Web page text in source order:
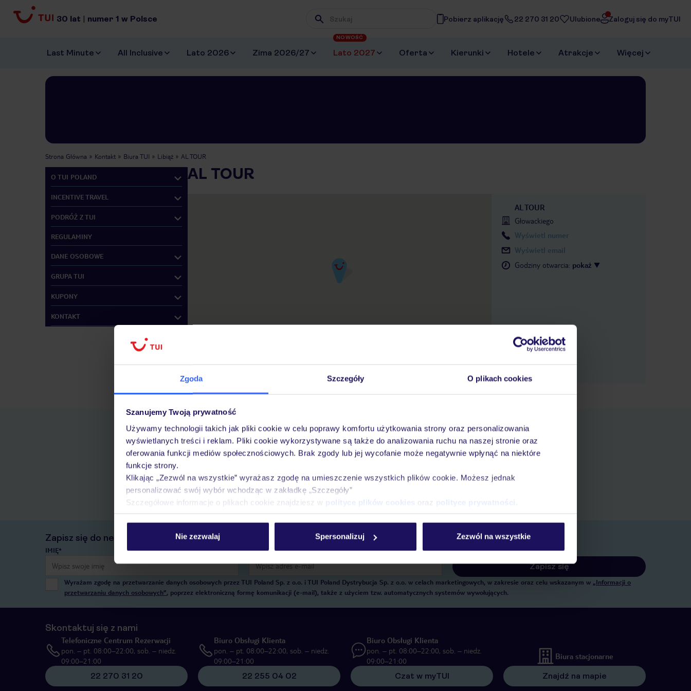
Zgoda Szczegóły O plikach cookies
Szanujemy Twoją prywatność
Używamy technologii takich jak pliki cookie w celu poprawy komfortu użytkowania strony oraz personalizowania
wyświetlanych treści i reklam. Pliki cookie wykorzystywane są także do analizowania ruchu na naszej stronie oraz
oferowania funkcji mediów społecznościowych. Brak zgody lub jej wycofanie może negatywnie wpłynąć na niektóre
funkcje strony.
Klikając „Zezwól na wszystkie” wyrażasz zgodę na umieszczenie wszystkich plików cookie. Możesz jednak
personalizować swój wybór wchodząc w zakładkę „Szczegóły”
Szczegółowe informacje o plikach cookie znajdziesz w polityce plików cookies oraz polityce prywatności
Nie zezwalaj Spersonalizuj Zezwól na wszystkie
30 lat | numer 1 w Polsce Wpisz frazę, której szukasz
Pobierz aplikację 22 270 31 20 Ulubione Zaloguj się do myTUI
Last Minute All Inclusive Lato 2026 Zima 2026/27 Lato 2027
NOWOŚĆ
Oferta Kierunki Hotele Atrakcje Więcej
Strona Główna Kontakt Biura TUI Libiąż AL TOUR
O TUI POLAND
INCENTIVE TRAVEL
PODRÓŻ Z TUI
REGULAMINY
DANE OSOBOWE
GRUPA TUI
KUPONY
KONTAKT
AL TOUR
AL TOUR
Głowackiego
Wyświetl numer
Wyświetl email
Godziny otwarcia: pokaż
Pobierz bezpłatną aplikację TUI
Szybkie wyszukiwanie i przeglądanie ofert
Lista ulubionych ofert i możliwość ich udostępniania
Historia wyszukiwań i ostatnio oglądanych ofert
Kontakt z TUI i wszystkie informacje o Twojej rezerwacji w myTUI
Zapisz się do newslettera
IMIĘ* E-MAIL*
Zapisz się
Wyrażam zgodę na przetwarzanie danych osobowych przez TUI Poland Sp. z o.o. i TUI Poland Dystrybucja Sp. z o.o. w celach marketingowych, w zakresie oraz celu wskazanym w „Informacji o
przetwarzaniu danych osobowych”, poprzez elektroniczną formę komunikacji (e-mail), także z użyciem tzw. automatycznych systemów wywołujących.
Skontaktuj się z nami
Telefoniczne Centrum Rezerwacji
pon. – pt. 08:00–22:00, sob. – niedz.
09:00–21:00
22 270 31 20
Biuro Obsługi Klienta
pon. – pt. 08:00–22:00, sob. – niedz.
09:00–21:00
22 255 04 02
Biuro Obsługi Klienta
pon. – pt. 08:00–22:00, sob. – niedz.
09:00–21:00
Czat w myTUI
Biura stacjonarne
Znajdź na mapie